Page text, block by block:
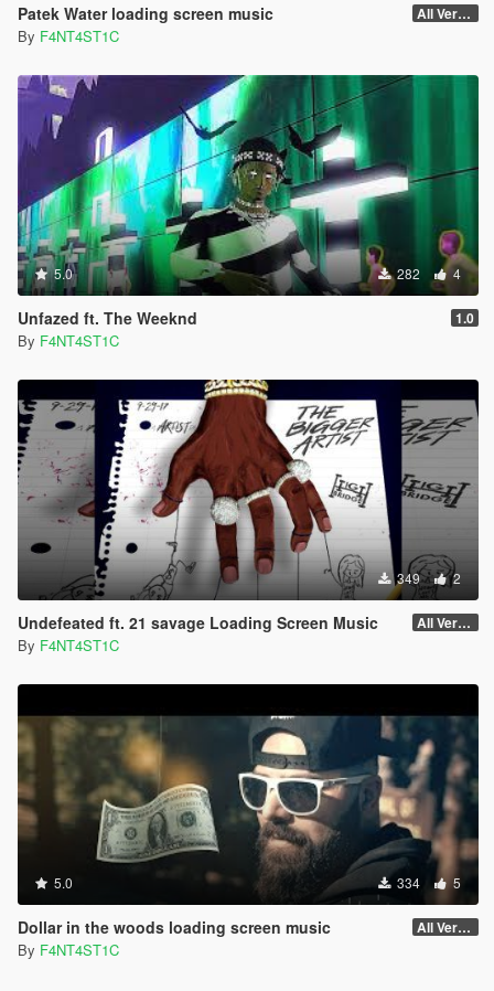
Patek Water loading screen music All Versions
By F4NT4ST1C
5.0 282 4
Unfazed ft. The Weeknd 1.0
By F4NT4ST1C
349 2
Undefeated ft. 21 savage Loading Screen Music All Versions
By F4NT4ST1C
5.0 334 5
Dollar in the woods loading screen music All Versions
By F4NT4ST1C